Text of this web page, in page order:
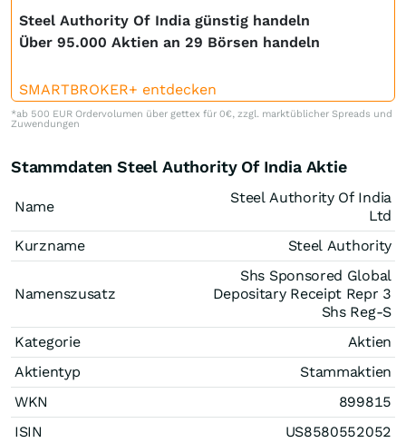
Steel Authority Of India günstig handeln
Über 95.000 Aktien an 29 Börsen handeln
SMARTBROKER+ entdecken
*ab 500 EUR Ordervolumen über gettex für 0€, zzgl. marktüblicher Spreads und
Zuwendungen
Stammdaten Steel Authority Of India Aktie
Name
Steel Authority Of India
Ltd
Kurzname
Steel Authority
Namenszusatz
Shs Sponsored Global
Depositary Receipt Repr 3
Shs Reg-S
Kategorie
Aktien
Aktientyp
Stammaktien
WKN
899815
ISIN
US8580552052